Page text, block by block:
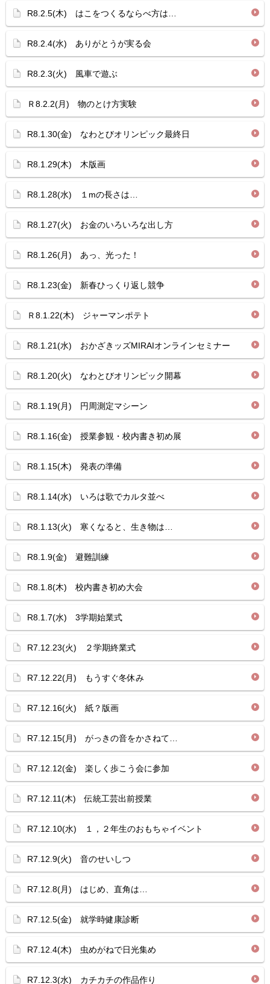
R8.2.5(木) はこをつくるならべ方は…
R8.2.4(水) ありがとうが実る会
R8.2.3(火) 風車で遊ぶ
Ｒ8.2.2(月) 物のとけ方実験
R8.1.30(金) なわとびオリンピック最終日
R8.1.29(木) 木版画
R8.1.28(水) １mの長さは…
R8.1.27(火) お金のいろいろな出し方
R8.1.26(月) あっ、光った！
R8.1.23(金) 新春ひっくり返し競争
Ｒ8.1.22(木) ジャーマンポテト
R8.1.21(水) おかざきッズMIRAIオンラインセミナー
R8.1.20(火) なわとびオリンピック開幕
R8.1.19(月) 円周測定マシーン
R8.1.16(金) 授業参観・校内書き初め展
R8.1.15(木) 発表の準備
R8.1.14(水) いろは歌でカルタ並べ
R8.1.13(火) 寒くなると、生き物は…
R8.1.9(金) 避難訓練
R8.1.8(木) 校内書き初め大会
R8.1.7(水) 3学期始業式
R7.12.23(火) ２学期終業式
R7.12.22(月) もうすぐ冬休み
R7.12.16(火) 紙？版画
R7.12.15(月) がっきの音をかさねて…
R7.12.12(金) 楽しく歩こう会に参加
R7.12.11(木) 伝統工芸出前授業
R7.12.10(水) １，２年生のおもちゃイベント
R7.12.9(火) 音のせいしつ
R7.12.8(月) はじめ、直角は…
R7.12.5(金) 就学時健康診断
R7.12.4(木) 虫めがねで日光集め
R7.12.3(水) カチカチの作品作り